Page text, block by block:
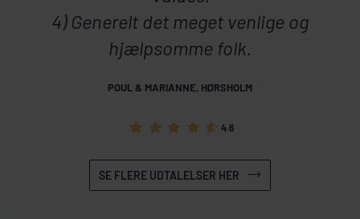
4) Generelt det meget venlige og
hjælpsomme folk.
POUL & MARIANNE, HØRSHOLM
4.6
SE FLERE UDTALELSER HER